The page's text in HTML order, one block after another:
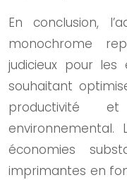
En conclusion,
monochrome
judicieux pour les
souhaitant
productivité
environnemental.
économies
imprimantes en